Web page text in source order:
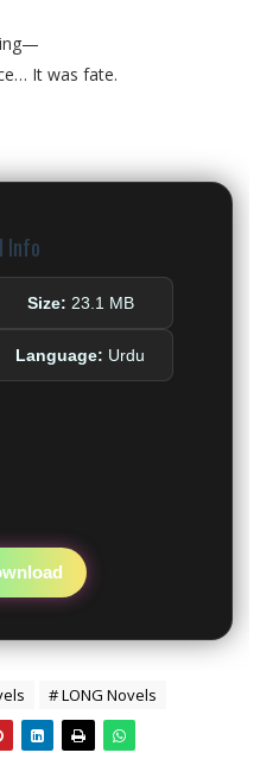
It was fate.
Info
Size: 23.1 MB
Language: Urdu
# LONG Novels